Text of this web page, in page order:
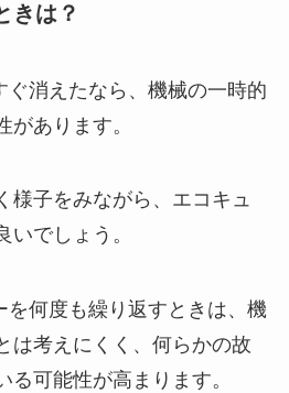
きは？
ぐ消えたなら、機械の一時的
があります。
様子をみながら、エコキュ
いでしょう。
を何度も繰り返すときは、機
は考えにくく、何らかの故
る可能性が高まります。